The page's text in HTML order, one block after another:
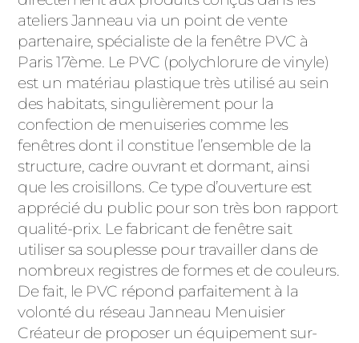
ateliers Janneau via un point de vente
partenaire, spécialiste de la fenêtre PVC à
Paris 17ème. Le PVC (polychlorure de vinyle)
est un matériau plastique très utilisé au sein
des habitats, singulièrement pour la
confection de menuiseries comme les
fenêtres dont il constitue l’ensemble de la
structure, cadre ouvrant et dormant, ainsi
que les croisillons. Ce type d’ouverture est
apprécié du public pour son très bon rapport
qualité-prix. Le fabricant de fenêtre sait
utiliser sa souplesse pour travailler dans de
nombreux registres de formes et de couleurs.
De fait, le PVC répond parfaitement à la
volonté du réseau Janneau Menuisier
Créateur de proposer un équipement sur-
PVC
ALUMINIUM
PERGOLAS
PORTAILS ET PORTILLONS
CARPORTS
CLÔTURES